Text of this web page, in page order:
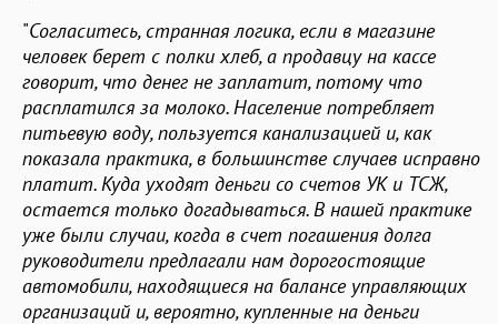
"Согласитесь, странная логика, если в магазине
человек берет с полки хлеб, а продавцу на кассе
говорит, что денег не заплатит, потому что
расплатился за молоко. Население потребляет
питьевую воду, пользуется канализацией и, как
показала практика, в большинстве случаев исправно
платит. Куда уходят деньги со счетов УК и ТСЖ,
остается только догадываться. В нашей практике
уже были случаи, когда в счет погашения долга
руководители предлагали нам дорогостоящие
автомобили, находящиеся на балансе управляющих
организаций и, вероятно, купленные на деньги